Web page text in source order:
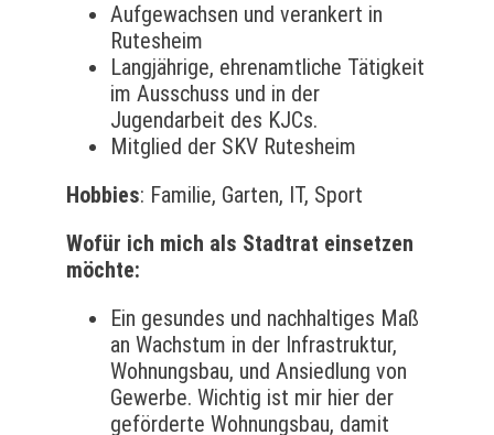
Aufgewachsen und verankert in
Rutesheim
Langjährige, ehrenamtliche Tätigkeit
im Ausschuss und in der
Jugendarbeit des KJCs.
Mitglied der SKV Rutesheim
Hobbies: Familie, Garten, IT, Sport
Wofür ich mich als Stadtrat einsetzen
möchte:
Ein gesundes und nachhaltiges Maß
an Wachstum in der Infrastruktur,
Wohnungsbau, und Ansiedlung von
Gewerbe. Wichtig ist mir hier der
geförderte Wohnungsbau, damit